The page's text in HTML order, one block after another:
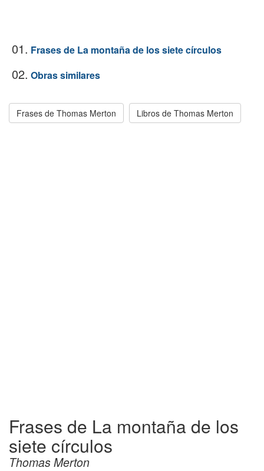
01. Frases de La montaña de los siete círculos
02. Obras similares
Frases de Thomas Merton Libros de Thomas Merton
Frases de La montaña de los
siete círculos
Thomas Merton